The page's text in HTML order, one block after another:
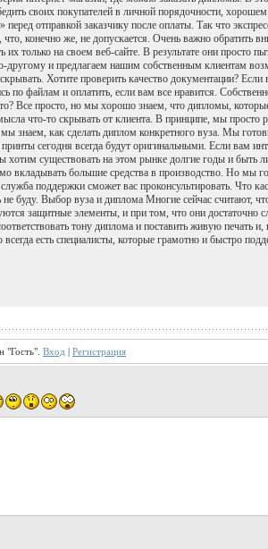
своих покупателей в личной порядочности,
отправкой заказчику после оплаты. Так что
конечно же, не допускается. Очень важно обратить
их только на своем веб-сайте. В результате они просто
и предлагаем нашим собственным клиентам
Хотите проверить качество документации?
по файлам и оплатить, если вам все нравится.
Все просто, но мы хорошо знаем, что дипломы,
что-то скрывать от клиента. В принципе, мы просто
знаем, как сделать диплом конкретного вуза. Мы
сегодня всегда будут оригинальными. Если вам
существовать на этом рынке долгие годы и быть
вкладывать большие средства в производство. Но мы
поддержки сможет вас проконсультировать. Что
буду. Выбор вуза и диплома Многие сейчас считают,
защитные элементы, и при том, что они
тону диплома и поставить живую печать
есть специалисты, которые грамотно и быстро
"Гость". Вход | Регистрация